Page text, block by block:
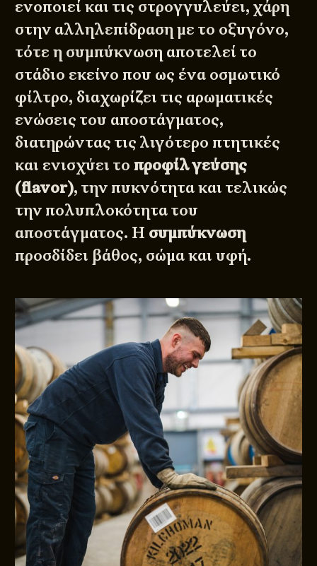
ενοποιεί και τις στρογγυλεύει, χάρη
στην αλληλεπίδραση με το οξυγόνο,
τότε η συμπύκνωση αποτελεί το
στάδιο εκείνο που ως ένα οσμωτικό
φίλτρο, διαχωρίζει τις αρωματικές
ενώσεις του αποστάγματος,
διατηρώντας τις λιγότερο πτητικές
και ενισχύει το προφίλ γεύσης
(flavor), την πυκνότητα και τελικώς
την πολυπλοκότητα του
αποστάγματος. Η συμπύκνωση
προσδίδει βάθος, σώμα και υφή.